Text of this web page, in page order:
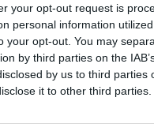
your opt-out request is
personal information
your opt-out. You may
by third parties on the
by us to third parties
it to other third parties.